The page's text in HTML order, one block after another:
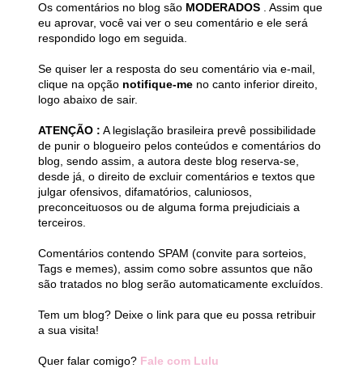
Os comentários no blog são MODERADOS . Assim que
eu aprovar, você vai ver o seu comentário e ele será
respondido logo em seguida.
Se quiser ler a resposta do seu comentário via e-mail,
clique na opção notifique-me no canto inferior direito,
logo abaixo de sair.
ATENÇÃO : A legislação brasileira prevê possibilidade
de punir o blogueiro pelos conteúdos e comentários do
blog, sendo assim, a autora deste blog reserva-se,
desde já, o direito de excluir comentários e textos que
julgar ofensivos, difamatórios, caluniosos,
preconceituosos ou de alguma forma prejudiciais a
terceiros.
Comentários contendo SPAM (convite para sorteios,
Tags e memes), assim como sobre assuntos que não
são tratados no blog serão automaticamente excluídos.
Tem um blog? Deixe o link para que eu possa retribuir
a sua visita!
Quer falar comigo? Fale com Lulu